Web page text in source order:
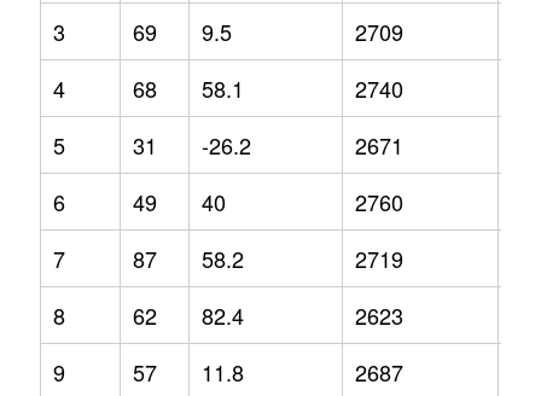
3
69 9.5 2709
4
68 58.1 2740
5
31 -26.2 2671
6
49 40 2760
7
87 58.2 2719
8
62 82.4 2623
9
57 11.8 2687